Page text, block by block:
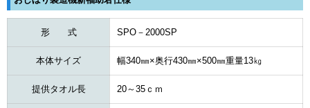
形 式 SPO－2000SP
本体サイズ 幅340㎜×奥行430㎜×500㎜重量13㎏
提供タオル長 20～35ｃｍ